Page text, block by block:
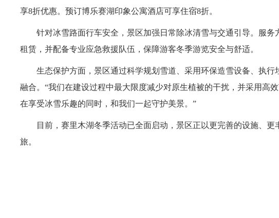
享8折优惠。预订博乐赛湖印象公寓酒店可享住宿8折。
针对冰雪路面行车安全，景区加强日常除冰清雪与交通引导。服务
租赁，并配备专业应急救援队伍，保障游客冬季游览安全与舒适。
生态保护方面，景区通过科学规划雪道、采用环保造雪设备、执行
融合。“我们在建设过程中最大限度减少对原生植被的干扰，并采用高
在享受冰雪乐趣的同时，和我们一起守护美景。”
目前，赛里木湖冬季活动已全面启动，景区正以更完善的设施、更
旅。